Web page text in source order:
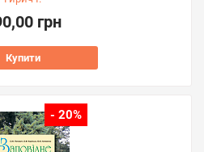
грн
Купити
- 20%